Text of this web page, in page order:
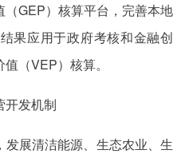
GEP）核算平台，完善本地
果应用于政府考核和金融创
（VEP）核算。
开发机制
展清洁能源、生态农业、生